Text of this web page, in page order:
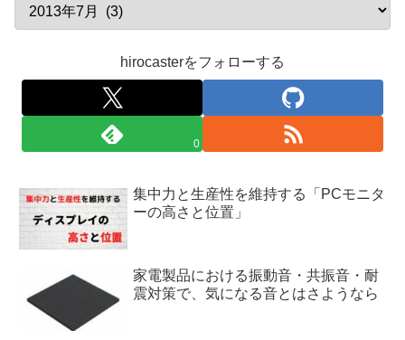
hirocasterをフォローする
0
集中力と生産性を維持する「PCモニタ
ーの高さと位置」
家電製品における振動音・共振音・耐
震対策で、気になる音とはさようなら